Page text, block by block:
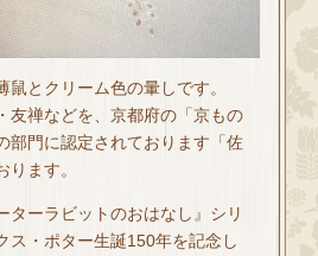
鼠とクリーム色の暈しです。
友禅などを、京都府の「京もの
部門に認定されております「佐
ります。
ターラビットのおはなし』シリ
ス・ポター生誕150年を記念し